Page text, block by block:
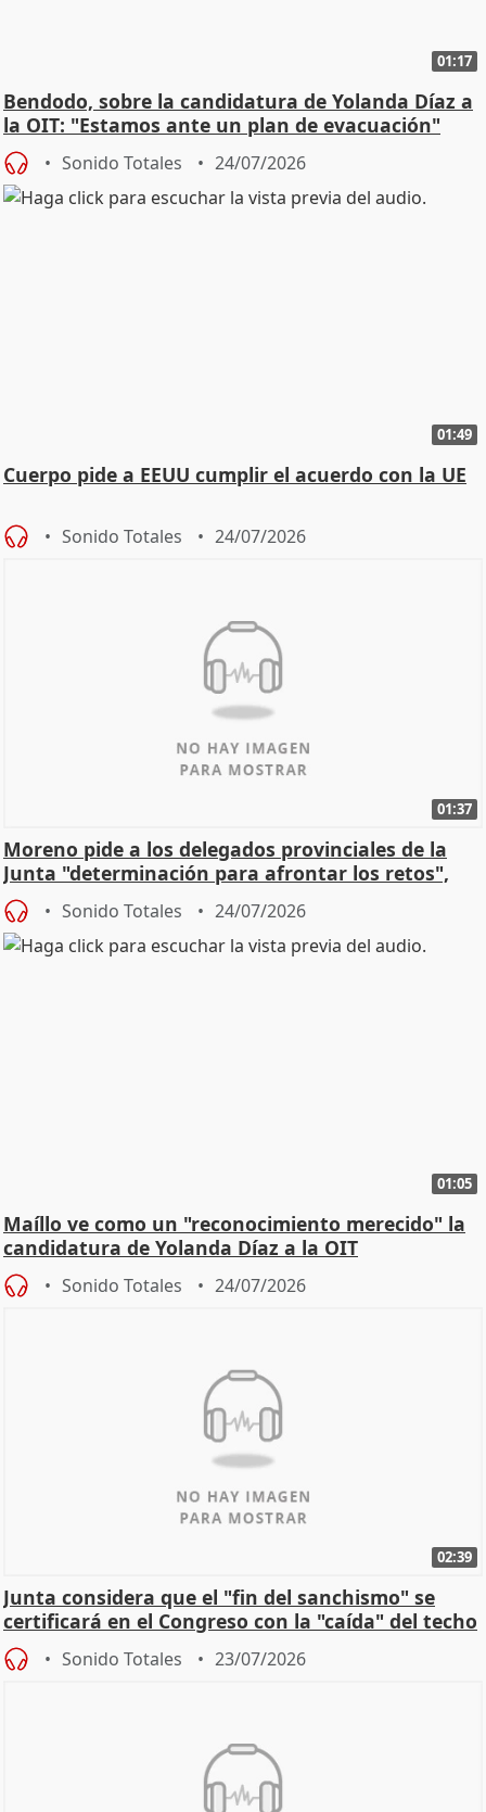
01:17
Bendodo, sobre la candidatura de Yolanda Díaz a
la OIT: "Estamos ante un plan de evacuación"
Sonido Totales 24/07/2026
01:49
Cuerpo pide a EEUU cumplir el acuerdo con la UE
Sonido Totales 24/07/2026
01:37
Moreno pide a los delegados provinciales de la
Junta "determinación para afrontar los retos",
diálog
Sonido Totales 24/07/2026
01:05
Maíllo ve como un "reconocimiento merecido" la
candidatura de Yolanda Díaz a la OIT
Sonido Totales 24/07/2026
02:39
Junta considera que el "fin del sanchismo" se
certificará en el Congreso con la "caída" del techo
de
Sonido Totales 23/07/2026